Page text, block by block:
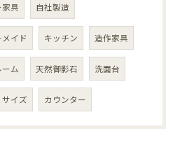
具 自社製造
イド キッチン 造作家具
ム 天然御影石 洗面台
サイズ カウンター